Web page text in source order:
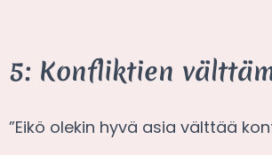
5: Konfliktien
”Eikö olekin hyvä asia välttää